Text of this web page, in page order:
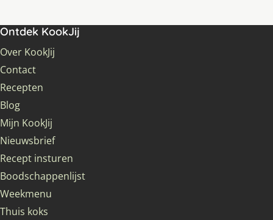
Ontdek KookJij
Over KookJij
Contact
Recepten
Blog
Mijn KookJij
Nieuwsbrief
Recept insturen
Boodschappenlijst
Weekmenu
Thuis koks